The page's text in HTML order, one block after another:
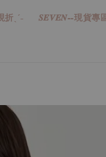
ˎˊ˗ 𝑺𝑬𝑽𝑬𝑵--現貨專